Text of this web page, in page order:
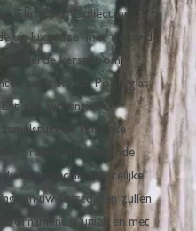
Christmas Collection",
uit luxueuze met de hand
kerstboom
gemaakt van Pools glas.
Dit zijn authentieke
klassieke
met verfijnde
een speciale feestelijke
aan uw feestdagen zullen
ornament is uniek en met